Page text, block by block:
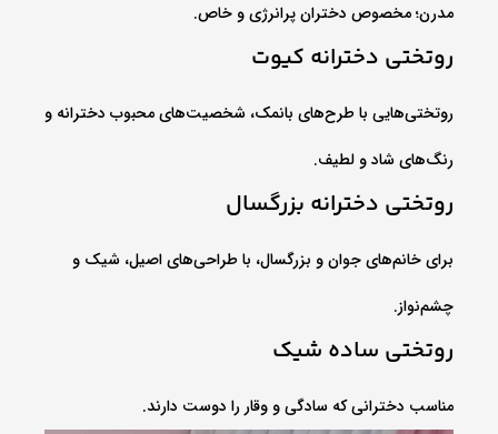
مدرن؛ مخصوص دختران پرانرژی و خاص.
روتختی دخترانه کیوت
روتختی‌هایی با طرح‌های بانمک، شخصیت‌های محبوب دخترانه و
رنگ‌های شاد و لطیف.
روتختی دخترانه بزرگسال
برای خانم‌های جوان و بزرگسال، با طراحی‌های اصیل، شیک و
چشم‌نواز.
روتختی ساده شیک
مناسب دخترانی که سادگی و وقار را دوست دارند.